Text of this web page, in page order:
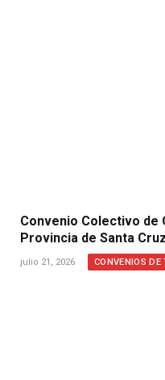
Convenio Colectivo de
Provincia de Santa
julio 21, 2026 CONVENIOS DE